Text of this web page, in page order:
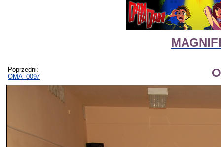
Poprzedni:
OMA_0097